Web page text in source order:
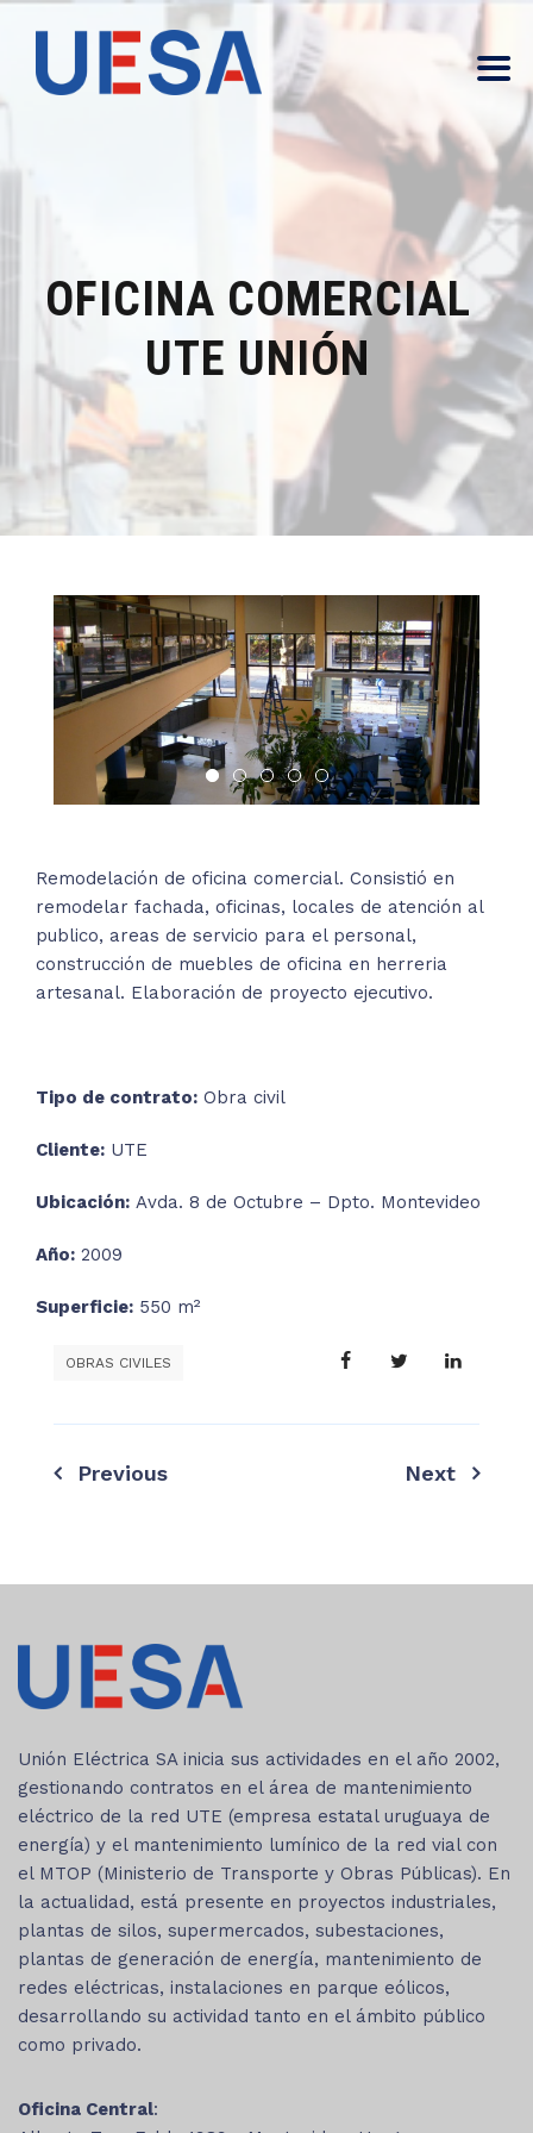
OFICINA COMERCIAL
UTE UNIÓN
Remodelación de oficina comercial. Consistió en
remodelar fachada, oficinas, locales de atención al
publico, areas de servicio para el personal,
construcción de muebles de oficina en herreria
artesanal. Elaboración de proyecto ejecutivo.
Tipo de contrato: Obra civil
Cliente: UTE
Ubicación: Avda. 8 de Octubre – Dpto. Montevideo
Año: 2009
Superficie: 550 m²
OBRAS CIVILES
Navegación
entradas
Previous Next
Unión Eléctrica SA inicia sus actividades en el año 2002,
gestionando contratos en el área de mantenimiento
eléctrico de la red UTE (empresa estatal uruguaya de
energía) y el mantenimiento lumínico de la red vial con
el MTOP (Ministerio de Transporte y Obras Públicas). En
la actualidad, está presente en proyectos industriales,
plantas de silos, supermercados, subestaciones,
plantas de generación de energía, mantenimiento de
redes eléctricas, instalaciones en parque eólicos,
desarrollando su actividad tanto en el ámbito público
como privado.
Oficina Central: